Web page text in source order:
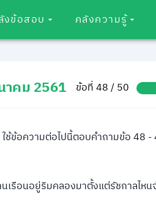
งข้อสอบ คลังความรู้
าคม 2561 ข้อที่ 48 / 50
ใช้ข้อความต่อไปนี้ตอบคำถามข้อ 48 -
รือนอยู่ริมคลองมาตั้งแต่รัชกาลไห